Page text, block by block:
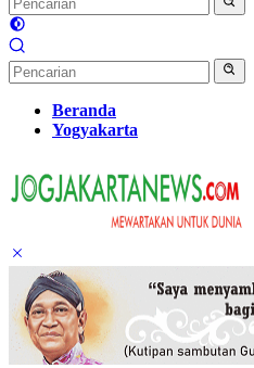
Beranda
Yogyakarta